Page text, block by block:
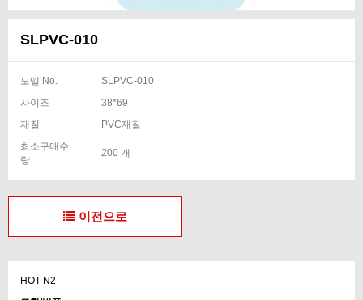
SLPVC-010
모델 No.
SLPVC-010
사이즈
38*69
재질
PVC재질
최소구매수
량
200 개
이전으로
HOT-N2